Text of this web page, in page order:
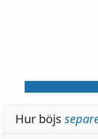
Hur böjs